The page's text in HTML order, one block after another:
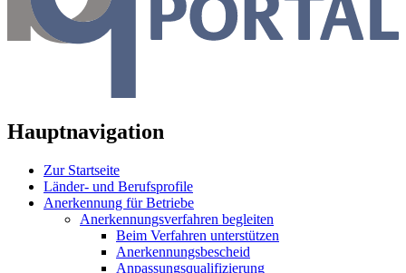
Hauptnavigation
Zur Startseite
Länder- und Berufsprofile
Anerkennung für Betriebe
Anerkennungsverfahren begleiten
Beim Verfahren unterstützen
Anerkennungsbescheid
Anpassungsqualifizierung